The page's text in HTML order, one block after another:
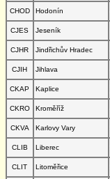
CHOD
Hodonín
CJES
Jeseník
CJHR
Jindřichův Hradec
CJIH
Jihlava
CKAP
Kaplice
CKRO
Kroměříž
CKVA
Karlovy Vary
CLIB
Liberec
CLIT
Litoměřice